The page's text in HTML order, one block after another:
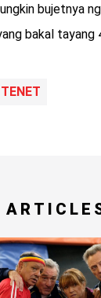
bujetnya
bakal tayang
TENET